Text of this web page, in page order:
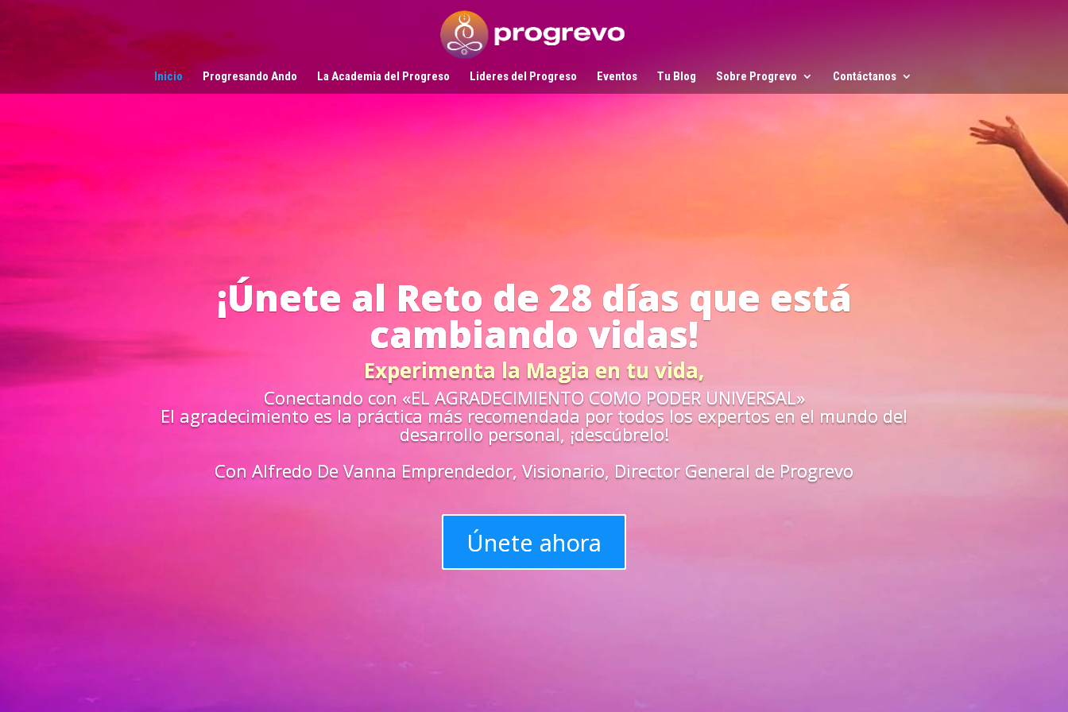
Inicio Progresando Ando La Academia del Progreso Lideres del Progreso Eventos Tu Blog Sobre Progrevo Contáctanos
Reproductor
Líderes del Progreso
en Acción
¿Sientes que no estás preparado para los
retos de la vida?
Aprende«EN VIVO»
maestros y superarte en todas las áreas de tu vida
Únete y triunfa como un líder del
progreso